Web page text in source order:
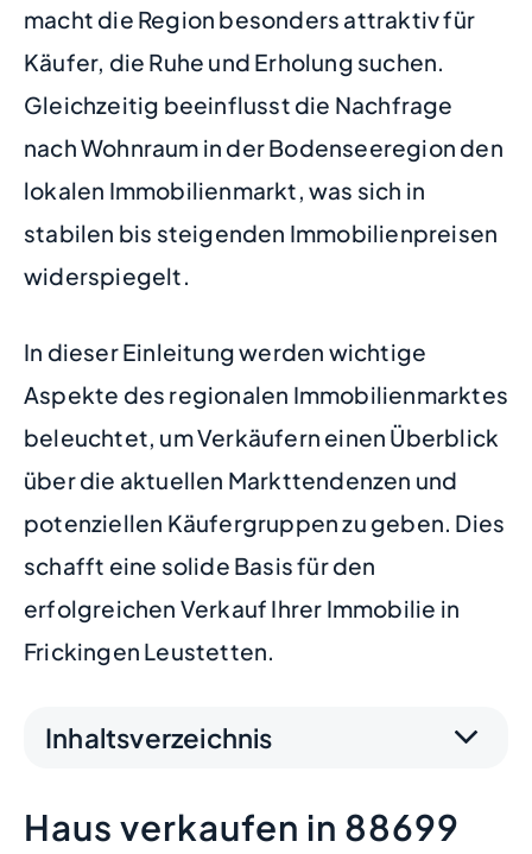
macht die Region besonders attraktiv für
Käufer, die Ruhe und Erholung suchen.
Gleichzeitig beeinflusst die Nachfrage
nach Wohnraum in der Bodenseeregion den
lokalen Immobilienmarkt, was sich in
stabilen bis steigenden Immobilienpreisen
widerspiegelt.
In dieser Einleitung werden wichtige
Aspekte des regionalen Immobilienmarktes
beleuchtet, um Verkäufern einen Überblick
über die aktuellen Markttendenzen und
potenziellen Käufergruppen zu geben. Dies
schafft eine solide Basis für den
erfolgreichen Verkauf Ihrer Immobilie in
Frickingen Leustetten.
Inhaltsverzeichnis
Haus verkaufen in 88699